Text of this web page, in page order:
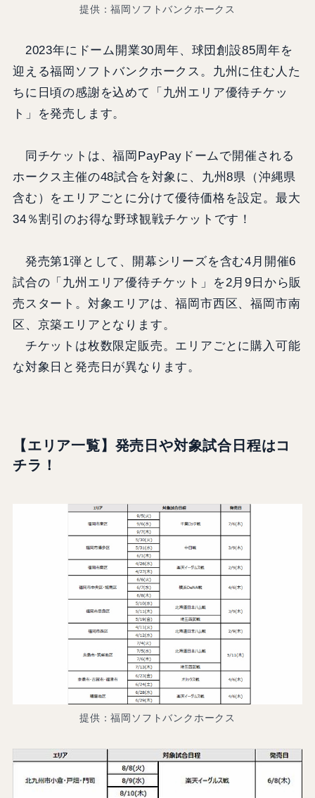
提供：福岡ソフトバンクホークス
2023年にドーム開業30周年、球団創設85周年を
迎える福岡ソフトバンクホークス。九州に住む人た
ちに日頃の感謝を込めて「九州エリア優待チケッ
ト」を発売します。
同チケットは、福岡PayPayドームで開催される
ホークス主催の48試合を対象に、九州8県（沖縄県
含む）をエリアごとに分けて優待価格を設定。最大
34％割引のお得な野球観戦チケットです！
発売第1弾として、開幕シリーズを含む4月開催6
試合の「九州エリア優待チケット」を2月9日から販
売スタート。対象エリアは、福岡市西区、福岡市南
区、京築エリアとなります。
チケットは枚数限定販売。エリアごとに購入可能
な対象日と発売日が異なります。
【エリア一覧】発売日や対象試合日程はコ
チラ！
提供：福岡ソフトバンクホークス